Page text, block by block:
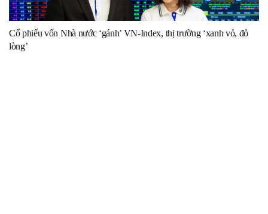
Cổ phiếu vốn Nhà nước ‘gánh’ VN-Index, thị trường ‘xanh vỏ, đỏ
lòng’